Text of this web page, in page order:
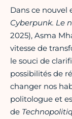
Dans ce nouvel
Cyberpunk. Le
2025), Asma
vitesse de
le souci de
possibilités de
changer nos
politologue et
de